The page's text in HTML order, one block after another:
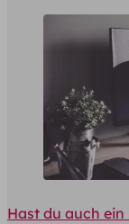
Hast du auch